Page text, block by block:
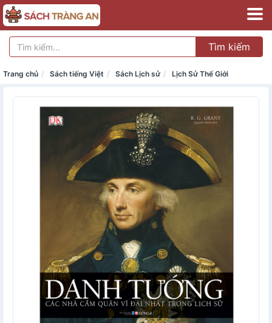
Tìm kiếm
Trang chủ Sách tiếng Việt Sách Lịch sử Lịch Sử Thế Giới